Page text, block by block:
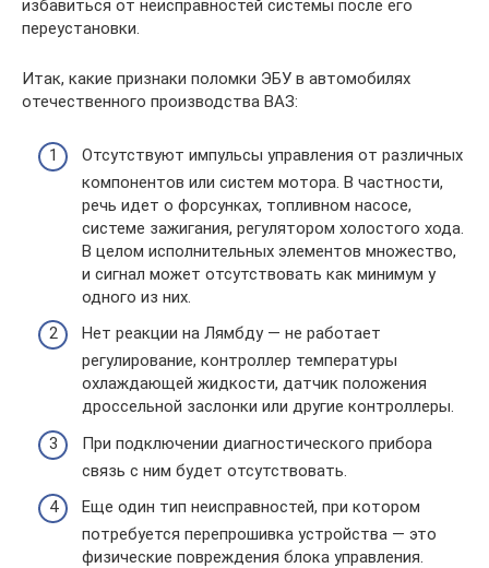
избавиться от неисправностей системы после его
переустановки.
Итак, какие признаки поломки ЭБУ в автомобилях
отечественного производства ВАЗ:
Отсутствуют импульсы управления от различных
компонентов или систем мотора. В частности,
речь идет о форсунках, топливном насосе,
системе зажигания, регулятором холостого хода.
В целом исполнительных элементов множество,
и сигнал может отсутствовать как минимум у
одного из них.
Нет реакции на Лямбду — не работает
регулирование, контроллер температуры
охлаждающей жидкости, датчик положения
дроссельной заслонки или другие контроллеры.
При подключении диагностического прибора
связь с ним будет отсутствовать.
Еще один тип неисправностей, при котором
потребуется перепрошивка устройства — это
физические повреждения блока управления.